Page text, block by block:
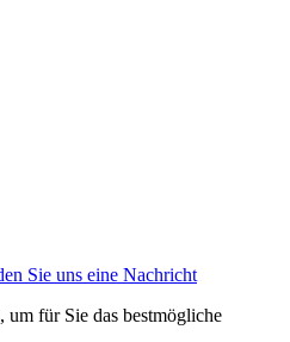
Sie uns eine Nachricht
um für Sie das bestmögliche